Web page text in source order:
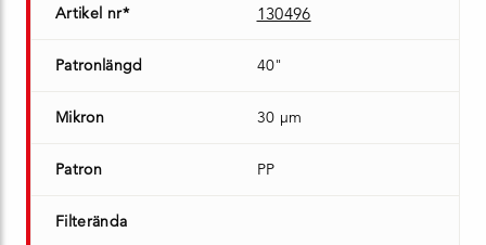
Artikel nr* 130496
Patronlängd 40"
Mikron 30 µm
Patron PP
Filterända